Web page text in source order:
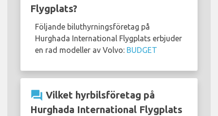
Flygplats?
Följande biluthyrningsföretag på
Hurghada International Flygplats erbjuder
en rad modeller av Volvo: BUDGET
question_answer Vilket hyrbilsföretag på
Hurghada International Flygplats